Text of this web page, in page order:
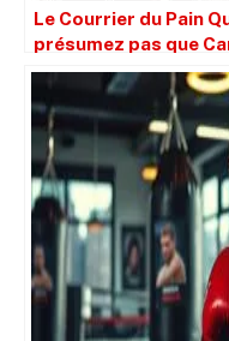
Le Courrier du Pain
présumez pas que
simplement parce